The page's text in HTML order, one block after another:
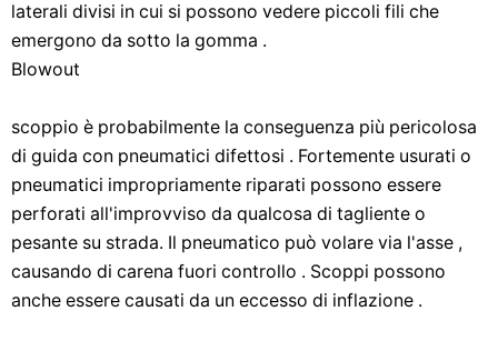
laterali divisi in cui si possono vedere piccoli fili che
emergono da sotto la gomma .
Blowout
scoppio è probabilmente la conseguenza più pericolosa
di guida con pneumatici difettosi . Fortemente usurati o
pneumatici impropriamente riparati possono essere
perforati all'improvviso da qualcosa di tagliente o
pesante su strada. Il pneumatico può volare via l'asse ,
causando di carena fuori controllo . Scoppi possono
anche essere causati da un eccesso di inflazione .